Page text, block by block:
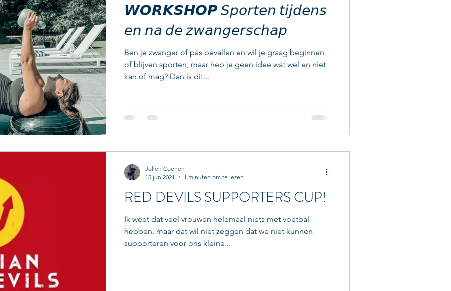
𝙒𝙊𝙍𝙆𝙎𝙃𝙊𝙋 𝘚𝘱𝘰𝘳𝘵𝘦𝘯 𝘵𝘪𝘫𝘥𝘦𝘯𝘴
𝘦𝘯 𝘯𝘢 𝘥𝘦 𝘻𝘸𝘢𝘯𝘨𝘦𝘳𝘴𝘤𝘩𝘢𝘱
Ben je zwanger of pas bevallen en wil je graag beginnen
of blijven sporten, maar heb je geen idee wat wel en niet
kan of mag? Dan is dit...
RED DEVILS SUPPORTERS CUP!
Ik weet dat veel vrouwen helemaal niets met voetbal
hebben, maar dat wil niet zeggen dat we niet kunnen
supporteren voor ons kleine...
Jolien Coenen
15 jun 2021
1 minuten om te lezen